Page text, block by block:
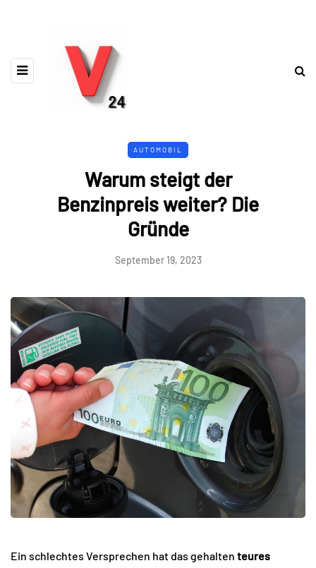
AUTOMOBIL
Warum steigt der
Benzinpreis weiter? Die
Gründe
September 19, 2023
Ein schlechtes Versprechen hat das gehalten teures